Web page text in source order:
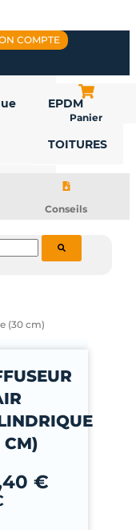
COMPTE
EPDM
TOITURES
Panier
Conseils
(30 cm)
CM)
€